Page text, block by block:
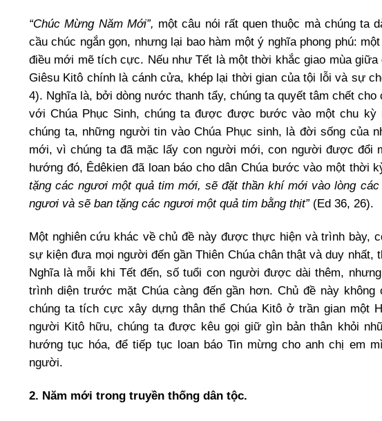
“Chúc Mừng Năm Mới”, một câu nói rất quen thuộc mà chúng ta
cầu chúc ngắn gọn, nhưng lại bao hàm một ý nghĩa phong phú:
điều mới mẽ tích cực. Nếu như Tết là một thời khắc giao mùa
Giêsu Kitô chính là cánh cửa, khép lại thời gian của tội lỗi và sự
4). Nghĩa là, bởi dòng nước thanh tẩy, chúng ta quyết tâm chết
với Chúa Phục Sinh, chúng ta được được bước vào một chu
chúng ta, những người tin vào Chúa Phục sinh, là đời sống của
mới, vì chúng ta đã mặc lấy con người mới, con người được đổi
hướng đó, Êdêkien đã loan báo cho dân Chúa bước vào một thời
tặng các ngươi một quả tim mới, sẽ đặt thần khí mới vào lòng
ngươi và sẽ ban tặng các ngươi một quả tim bằng thịt” (Ed 36, 26).
Một nghiên cứu khác về chủ đề này được thực hiện và trình bày,
sự kiện đưa mọi người đến gần Thiên Chúa chân thật và duy nhất,
Nghĩa là mỗi khi Tết đến, số tuổi con người được dài thêm,
trình diện trước mặt Chúa càng đến gần hơn. Chủ đề này
chúng ta tích cực xây dựng thân thể Chúa Kitô ở trần gian một
người Kitô hữu, chúng ta được kêu gọi giữ gìn bản thân khỏi
hướng tục hóa, để tiếp tục loan báo Tin mừng cho anh chị em
người.
2. Năm mới trong truyền thống dân tộc.